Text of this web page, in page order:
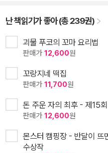
난 책읽기가 좋아 (총 239권)
괴물 푸코의 꼬마 요리법
판매가 12,600원
꼬랑지네 떡집
판매가 11,700원
돈 주운 자의 최후 - 제15
판매가 12,600원
몬스터 캠핑장 - 반달이 뜨
수상작